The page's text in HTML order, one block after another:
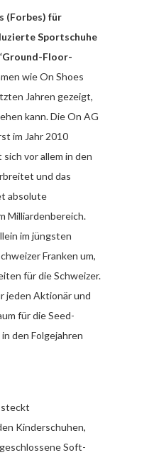
(Forbes) für
Sportschuhe
Floor-
wie On Shoes
Jahren gezeigt,
kann. Die On AG
im Jahr 2010
vor allem in den
und das
absolute
Milliardenbereich.
im jüngsten
Franken um,
für die Schweizer.
jeden Aktionär und
für die Seed-
den Folgejahren
steckt
Kinderschuhen,
Soft-